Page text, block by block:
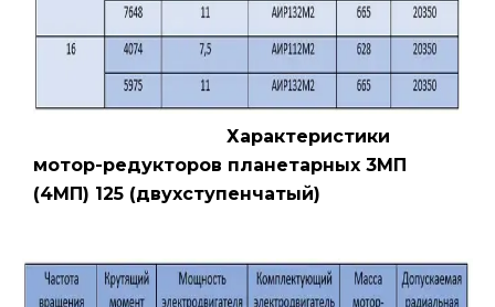
Характеристики
мотор-редукторов планетарных 3МП
(4МП) 125 (двухступенчатый)